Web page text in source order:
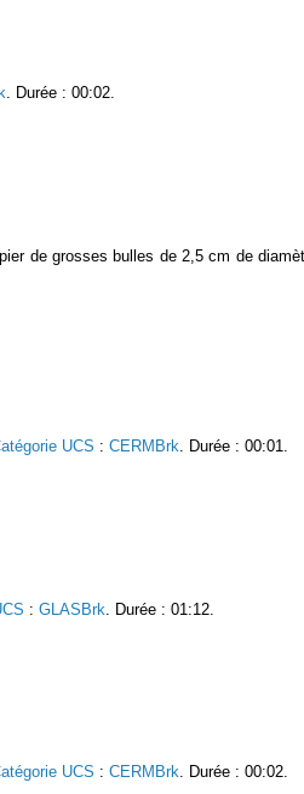
. Durée : 00:02.
de grosses bulles de 2,5 cm de
UCS : CERMBrk . Durée : 00:01.
: GLASBrk . Durée : 01:12.
UCS : CERMBrk. Durée : 00:02.